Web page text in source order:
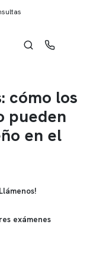
cómo los
pueden
en el
exámenes